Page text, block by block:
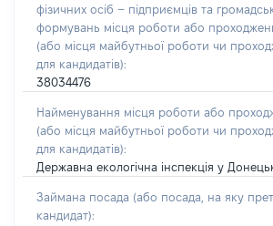
фізичних осіб – підприємців та
формувань місця роботи або
(або місця майбутньої роботи чи
для кандидатів):
38034476
Найменування місця роботи або
(або місця майбутньої роботи чи
для кандидатів):
Державна екологічна інспекція у
Займана посада (або посада, на яку
кандидат):